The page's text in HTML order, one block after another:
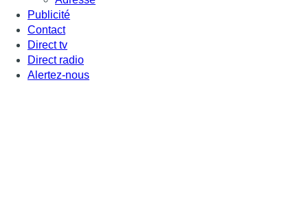
Publicité
Contact
Direct tv
Direct radio
Alertez-nous